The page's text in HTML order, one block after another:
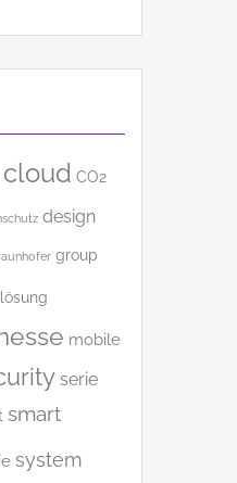
cloud CO2
design
group
lösung
mobile
serie
smart
system